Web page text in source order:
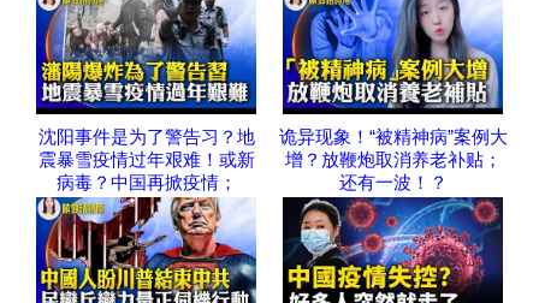
沈阳事件是为了警告习？地
震暴雪疫情过年艰难！或新
病毒？中国再掀疫情；
诡异现象！“被精神病”案例大
增？放鞭炮取消养老补贴；
还有一波！？